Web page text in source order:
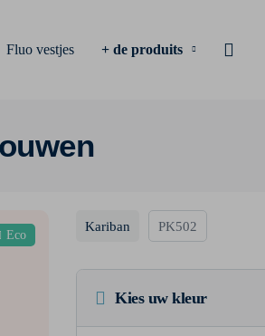
Fluo vestjes + de produits
Eco
Kariban PK502
Kies uw kleur